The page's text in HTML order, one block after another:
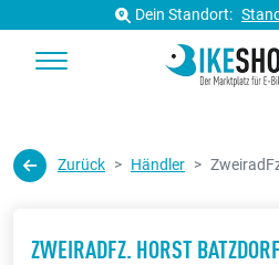
Dein Standort:
Zurück Händler
ZWEIRADFZ. HORST